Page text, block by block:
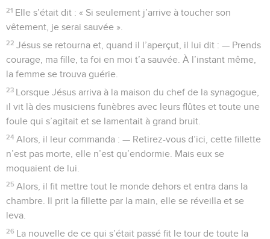
21 Elle s’était dit : « Si seulement j’arrive à toucher son
vêtement, je serai sauvée ».
22 Jésus se retourna et, quand il l’aperçut, il lui dit : — Prends
courage, ma fille, ta foi en moi t’a sauvée. À l’instant même,
la femme se trouva guérie.
23 Lorsque Jésus arriva à la maison du chef de la synagogue,
il vit là des musiciens funèbres avec leurs flûtes et toute une
foule qui s’agitait et se lamentait à grand bruit.
24 Alors, il leur commanda : — Retirez-vous d’ici, cette fillette
n’est pas morte, elle n’est qu’endormie. Mais eux se
moquaient de lui.
25 Alors, il fit mettre tout le monde dehors et entra dans la
chambre. Il prit la fillette par la main, elle se réveilla et se
leva.
26 La nouvelle de ce qui s’était passé fit le tour de toute la